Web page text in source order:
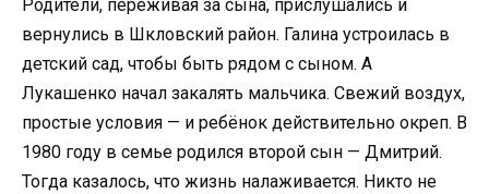
Родители, переживая за сына, прислушались и
вернулись в Шкловский район. Галина устроилась в
детский сад, чтобы быть рядом с сыном. А
Лукашенко начал закалять мальчика. Свежий воздух,
простые условия — и ребёнок действительно окреп. В
1980 году в семье родился второй сын — Дмитрий.
Тогда казалось, что жизнь налаживается. Никто не